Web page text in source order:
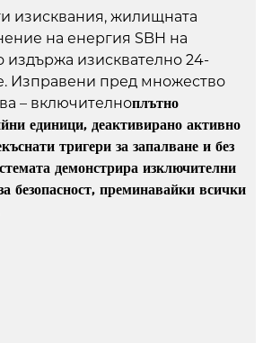
изисквания, жилищната
на енергия SBH на
изисквателно 24-
Изправени пред множество
– включителноплътно
единици, деактивирано активно
тригери за запалване и без
демонстрира изключителни
безопасност, преминавайки всички